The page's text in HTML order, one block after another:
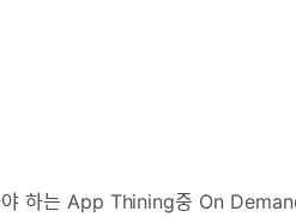
야 하는 App Thining중 On